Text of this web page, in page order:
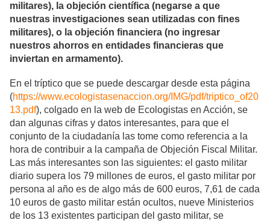
militares), la objeción científica (negarse a que
nuestras investigaciones sean utilizadas con fines
militares), o la objeción financiera (no ingresar
nuestros ahorros en entidades financieras que
inviertan en armamento).
En el tríptico que se puede descargar desde esta página
(https://www.ecologistasenaccion.org/IMG/pdf/triptico_of20
13.pdf), colgado en la web de Ecologistas en Acción, se
dan algunas cifras y datos interesantes, para que el
conjunto de la ciudadanía las tome como referencia a la
hora de contribuir a la campaña de Objeción Fiscal Militar.
Las más interesantes son las siguientes: el gasto militar
diario supera los 79 millones de euros, el gasto militar por
persona al año es de algo más de 600 euros, 7,61 de cada
10 euros de gasto militar están ocultos, nueve Ministerios
de los 13 existentes participan del gasto militar, se